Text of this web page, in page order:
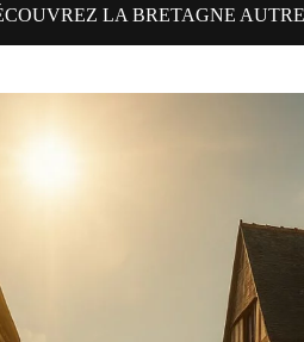
LA BRETAGNE